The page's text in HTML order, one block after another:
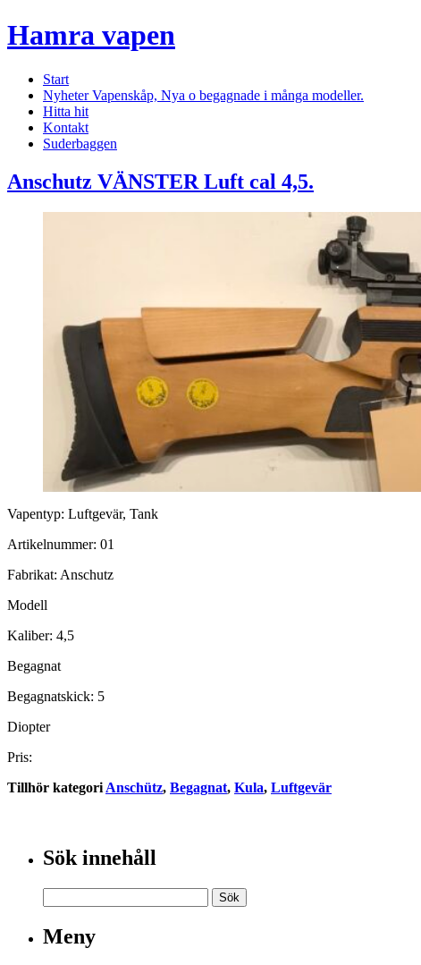
Hamra vapen
Start
Nyheter Vapenskåp, Nya o begagnade i många modeller.
Hitta hit
Kontakt
Suderbaggen
Anschutz VÄNSTER Luft cal 4,5.
Vapentyp: Luftgevär, Tank
Artikelnummer: 01
Fabrikat: Anschutz
Modell
Kaliber: 4,5
Begagnat
Begagnatskick: 5
Diopter
Pris:
Tillhör kategori Anschütz, Begagnat, Kula, Luftgevär
Sök innehåll
Meny